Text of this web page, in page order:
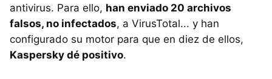
antivirus. Para ello, han enviado 20 archivos
falsos, no infectados, a VirusTotal... y han
configurado su motor para que en diez de ellos,
Kaspersky dé positivo.